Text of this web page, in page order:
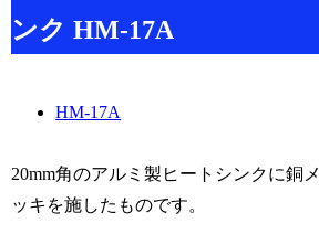
ンク HM-17A
HM-17A
20mm角のアルミ製ヒートシンクに銅メ
ッキを施したものです。